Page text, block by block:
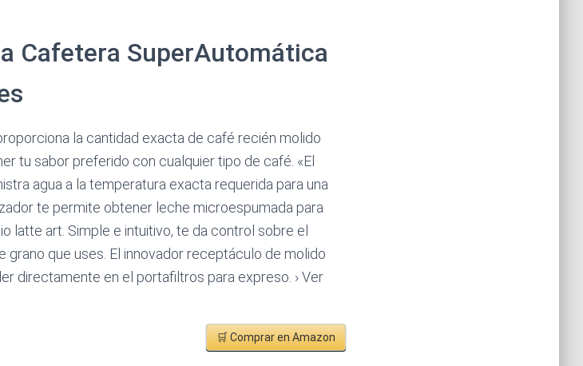
Cafetera SuperAutomática
la cantidad exacta de café recién molido
tu sabor preferido con cualquier tipo de café. «El
agua a la temperatura exacta requerida para una
te permite obtener leche microespumada para
latte art. Simple e intuitivo, te da control sobre el
grano que uses. El innovador receptáculo de molido
directamente en el portafiltros para expreso. › Ver
🛒 Comprar en Amazon